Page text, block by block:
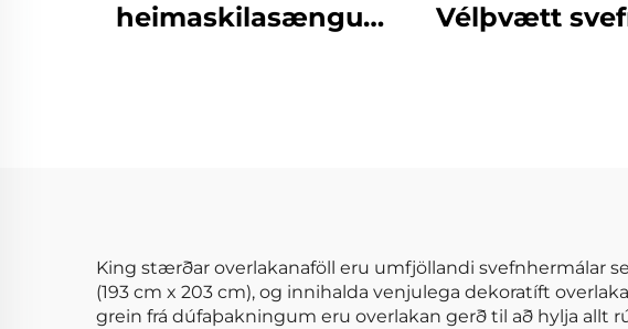
heimaskilasængur
Vélþvætt
King stærðar overlakanaföll eru umfjöllandi svefnhermálar
(193 cm x 203 cm), og innihalda venjulega dekoratíft
grein frá dúfaþakningum eru overlakan gerð til að hylja allt